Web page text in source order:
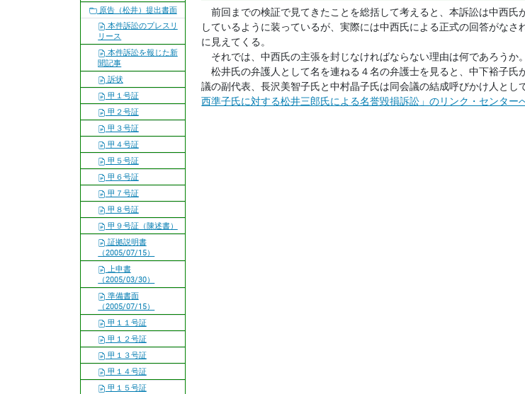
前回までの検証で見てきたことを総括して考えると、本訴訟は中西氏
しているように装っているが、実際には中西氏による正式の回答がな
に見えてくる。
それでは、中西氏の主張を封じなければならない理由は何であろうか。
松井氏の弁護人として名を連ねる４名の弁護士を見ると、中下裕子
議の副代表、長沢美智子氏と中村晶子氏は同会議の結成呼びかけ人と
西準子氏に対する松井三郎氏による名誉毀損訴訟」のリンク・センター
原告（松井）提出書面
本件訴訟のプレスリ
リース
本件訴訟を報じた新
聞記事
訴状
甲１号証
甲２号証
甲３号証
甲４号証
甲５号証
甲６号証
甲７号証
甲８号証
甲９号証（陳述書）
証拠説明書
（2005/07/15）
上申書
（2005/03/30）
準備書面
（2005/07/15）
甲１１号証
甲１２号証
甲１３号証
甲１４号証
甲１５号証